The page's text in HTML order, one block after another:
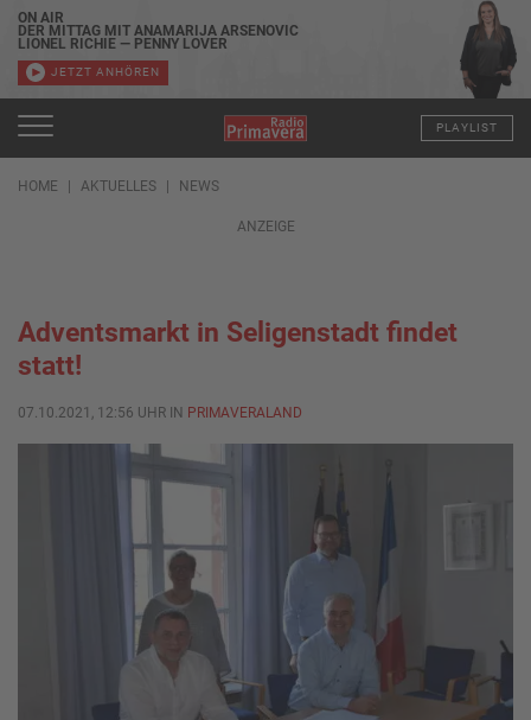
ON AIR
DER MITTAG MIT ANAMARIJA ARSENOVIC
LIONEL RICHIE — PENNY LOVER
JETZT ANHÖREN
PLAYLIST
HOME AKTUELLES NEWS
ANZEIGE
Adventsmarkt in Seligenstadt findet
statt!
07.10.2021, 12:56 UHR IN PRIMAVERALAND